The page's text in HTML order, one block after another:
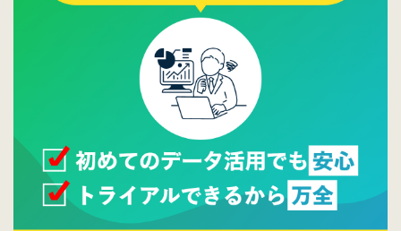
2015/09/28
ウレコンが機能拡充し、サイトリニューアル
しました。⇒
ウレコンFacebook
Facebookページを開設しました。詳細は
ら。
ウレコンサイトリリースしました。